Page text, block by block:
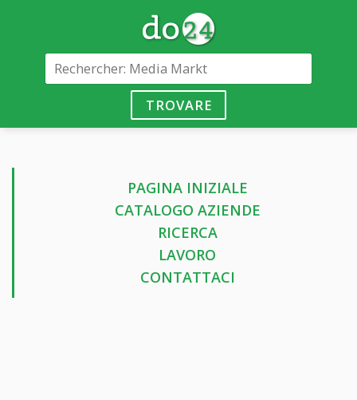
TROVARE
PAGINA INIZIALE
CATALOGO AZIENDE
RICERCA
LAVORO
CONTATTACI